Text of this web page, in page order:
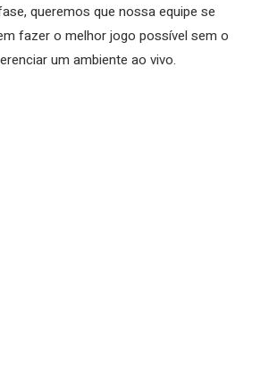
queremos que nossa equipe se
fazer o melhor jogo possível sem o
um ambiente ao vivo.